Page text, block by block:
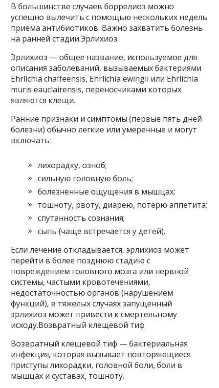
В большинстве случаев боррелиоз можно
успешно вылечить с помощью нескольких недель
приема антибиотиков. Важно захватить болезнь
на ранней стадии.Эрлихиоз
Эрлихиоз — общее название, используемое для
описания заболеваний, вызываемых бактериями
Ehrlichia chaffeensis, Ehrlichia ewingii или Ehrlichia
muris eauclairensis, переносчиками которых
являются клещи.
Ранние признаки и симптомы (первые пять дней
болезни) обычно легкие или умеренные и могут
включать:
лихорадку, озноб;
сильную головную боль;
болезненные ощущения в мышцах;
тошноту, рвоту, диарею, потерю аппетита;
спутанность сознания;
сыпь (чаще встречается у детей).
Если лечение откладывается, эрлихиоз может
перейти в более позднюю стадию с
повреждением головного мозга или нервной
системы, частыми кровотечениями,
недостаточностью органов (нарушением
функций), в тяжелых случаях запущенный
эрлихиоз может привести к смертельному
исходу.Возвратный клещевой тиф
Возвратный клещевой тиф — бактериальная
инфекция, которая вызывает повторяющиеся
приступы лихорадки, головной боли, боли в
мышцах и суставах, тошноту.